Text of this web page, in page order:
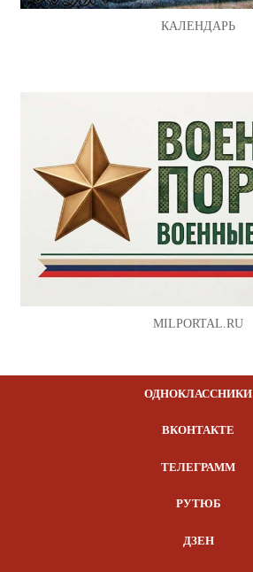
КАЛЕНДАРЬ
MILPORTAL.RU
ОДНОКЛАССНИКИ
ВКОНТАКТЕ
ТЕЛЕГРАММ
РУТЮБ
ДЗЕН